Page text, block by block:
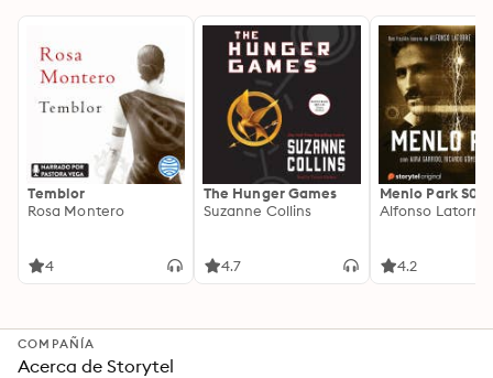
Temblor
Rosa Montero
4
The Hunger Games
Suzanne Collins
4.7
Menlo Park S01 -
Alfonso Latorre
4.2
COMPAÑÍA
Acerca de Storytel